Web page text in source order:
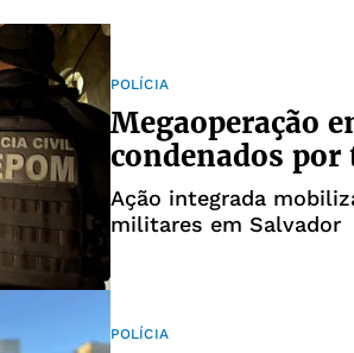
POLÍCIA
Megaoperação
condenados
Ação integrada
militares em Salvador
POLÍCIA